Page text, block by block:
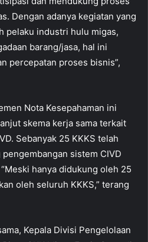
Dengan adanya kegiatan yang
pelaku industri hulu migas,
barang/jasa, hal ini
percepatan proses bisnis”,
Nota Kesepahaman ini
skema kerja sama terkait
Sebanyak 25 KKKS telah
sistem CIVD
hanya didukung oleh 25
oleh seluruh KKKS,” terang
Kepala Divisi Pengelolaan